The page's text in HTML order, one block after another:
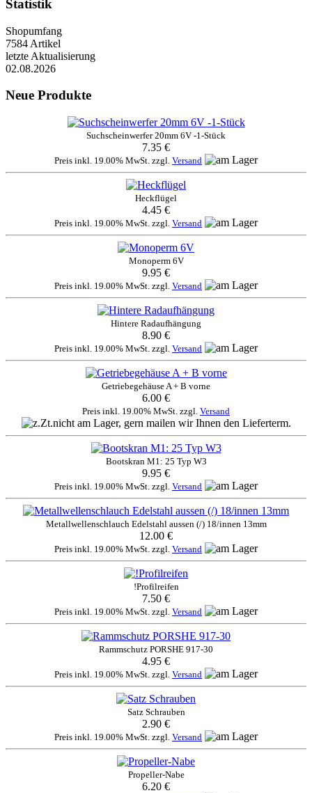
Statistik
Shopumfang
7584 Artikel
letzte Aktualisierung
02.08.2026
Neue Produkte
Suchscheinwerfer 20mm 6V -1-Stück
7.35 €
Preis inkl. 19.00% MwSt. zzgl. Versand
Heckflügel
4.45 €
Preis inkl. 19.00% MwSt. zzgl. Versand
Monoperm 6V
9.95 €
Preis inkl. 19.00% MwSt. zzgl. Versand
Hintere Radaufhängung
8.90 €
Preis inkl. 19.00% MwSt. zzgl. Versand
Getriebegehäuse A + B vorne
6.00 €
Preis inkl. 19.00% MwSt. zzgl. Versand
Bootskran M1: 25 Typ W3
9.95 €
Preis inkl. 19.00% MwSt. zzgl. Versand
Metallwellenschlauch Edelstahl aussen (/) 18/innen 13mm
12.00 €
Preis inkl. 19.00% MwSt. zzgl. Versand
!Profilreifen
7.50 €
Preis inkl. 19.00% MwSt. zzgl. Versand
Rammschutz PORSHE 917-30
4.95 €
Preis inkl. 19.00% MwSt. zzgl. Versand
Satz Schrauben
2.90 €
Preis inkl. 19.00% MwSt. zzgl. Versand
Propeller-Nabe
6.20 €